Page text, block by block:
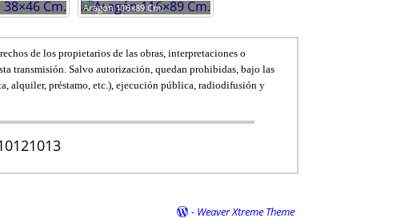
Aragón 116×89 Cm.
de los propietarios de las obras, interpretaciones o
transmisión. Salvo autorización, quedan prohibidas, bajo las
alquiler, préstamo, etc.), ejecución pública, radiodifusión y
- Weaver Xtreme Theme